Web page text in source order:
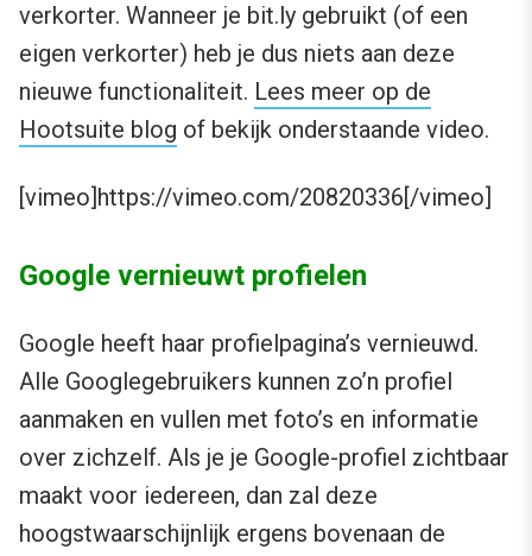
verkorter. Wanneer je bit.ly gebruikt (of een
eigen verkorter) heb je dus niets aan deze
nieuwe functionaliteit. Lees meer op de
Hootsuite blog of bekijk onderstaande video.
[vimeo]https://vimeo.com/20820336[/vimeo]
Google vernieuwt profielen
Google heeft haar profielpagina’s vernieuwd.
Alle Googlegebruikers kunnen zo’n profiel
aanmaken en vullen met foto’s en informatie
over zichzelf. Als je je Google-profiel zichtbaar
maakt voor iedereen, dan zal deze
hoogstwaarschijnlijk ergens bovenaan de